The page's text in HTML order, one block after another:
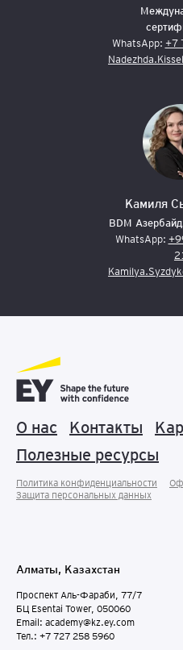
WhatsApp: +7
Камиля
BDM
WhatsApp:
О нас Контакты
Полезные ресурсы
Политика конфиденциальности
Защита персональных данныx
Алматы, Казахстан
Проспект Аль-Фараби, 77/7
БЦ Esentai Tower, 050060
Email: academy@kz.ey.com
Тел.: +7 727 258 5960